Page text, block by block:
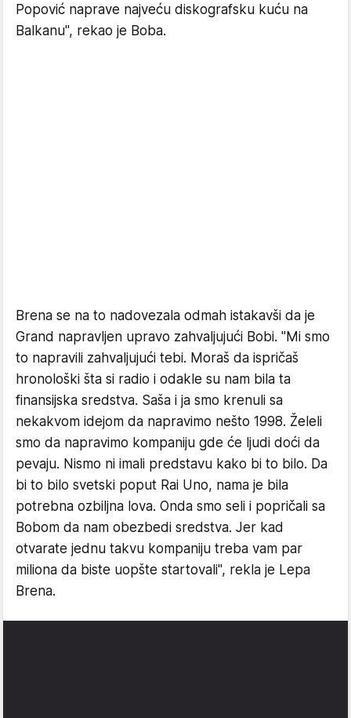
Popović naprave najveću diskografsku kuću na
Balkanu", rekao je Boba.
Brena se na to nadovezala odmah istakavši da je
Grand napravljen upravo zahvaljujući Bobi. "Mi smo
to napravili zahvaljujući tebi. Moraš da ispričaš
hronološki šta si radio i odakle su nam bila ta
finansijska sredstva. Saša i ja smo krenuli sa
nekakvom idejom da napravimo nešto 1998. Želeli
smo da napravimo kompaniju gde će ljudi doći da
pevaju. Nismo ni imali predstavu kako bi to bilo. Da
bi to bilo svetski poput Rai Uno, nama je bila
potrebna ozbiljna lova. Onda smo seli i popričali sa
Bobom da nam obezbedi sredstva. Jer kad
otvarate jednu takvu kompaniju treba vam par
miliona da biste uopšte startovali", rekla je Lepa
Brena.